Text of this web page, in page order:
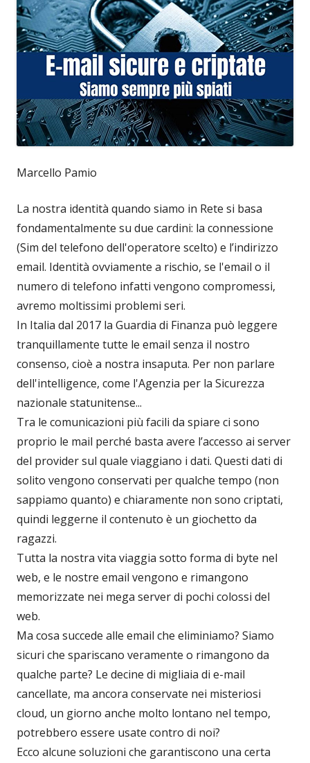
Marcello Pamio
La nostra identità quando siamo in Rete si basa
fondamentalmente su due cardini: la connessione
(Sim del telefono dell'operatore scelto) e l’indirizzo
email. Identità ovviamente a rischio, se l'email o il
numero di telefono infatti vengono compromessi,
avremo moltissimi problemi seri.
In Italia dal 2017 la Guardia di Finanza può leggere
tranquillamente tutte le email senza il nostro
consenso, cioè a nostra insaputa. Per non parlare
dell'intelligence, come l'Agenzia per la Sicurezza
nazionale statunitense...
Tra le comunicazioni più facili da spiare ci sono
proprio le mail perché basta avere l’accesso ai server
del provider sul quale viaggiano i dati. Questi dati di
solito vengono conservati per qualche tempo (non
sappiamo quanto) e chiaramente non sono criptati,
quindi leggerne il contenuto è un giochetto da
ragazzi.
Tutta la nostra vita viaggia sotto forma di byte nel
web, e le nostre email vengono e rimangono
memorizzate nei mega server di pochi colossi del
web.
Ma cosa succede alle email che eliminiamo? Siamo
sicuri che spariscano veramente o rimangono da
qualche parte? Le decine di migliaia di e-mail
cancellate, ma ancora conservate nei misteriosi
cloud, un giorno anche molto lontano nel tempo,
potrebbero essere usate contro di noi?
Ecco alcune soluzioni che garantiscono una certa